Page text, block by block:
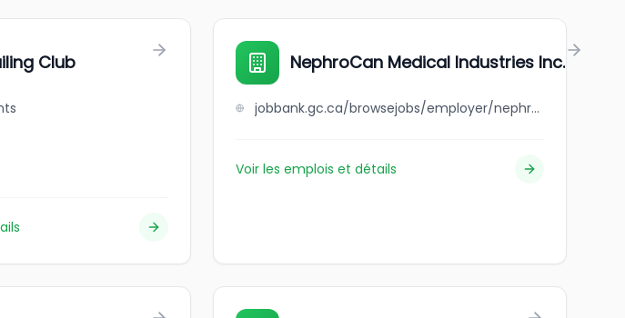
Club NephroCan Medical Industries Inc.
jobbank.gc.ca/browsejobs/employer/nephrocan+medical+industries+inc./ca
Voir les emplois et détails